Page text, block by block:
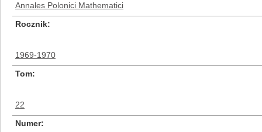
Annales Polonici Mathematici
Rocznik
1969-1970
Tom
22
Numer